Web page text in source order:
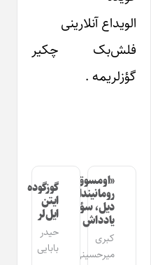
الویداع آنلارینی
فلش‌بک چکیر
گؤزلریمه .
«اومسوق»
رومانیندا
دیل، سؤز،
یادداش
کبری
میرحسینی
گوزگوده
ایتن
ایل‌لر
حیدر
بابایی